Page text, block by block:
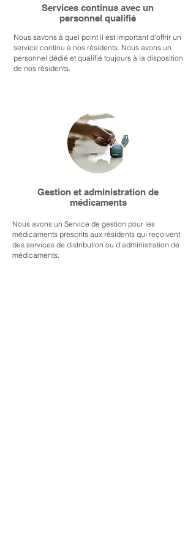
Services continus avec un
personnel qualifié
Nous savons à quel point il est important d'offrir un
service continu à nos résidents. Nous avons un
personnel dédié et qualifié toujours à la disposition
de nos résidents.
Gestion et administration de
médicaments
Nous avons un Service de gestion pour les
médicaments prescrits aux résidents qui reçoivent
des services de distribution ou d’administration de
médicaments.